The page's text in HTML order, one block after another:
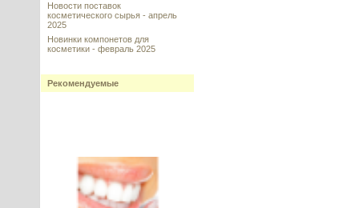
Новости поставок
косметического сырья - апрель
2025
Новинки компонетов для
косметики - февраль 2025
Рекомендуемые